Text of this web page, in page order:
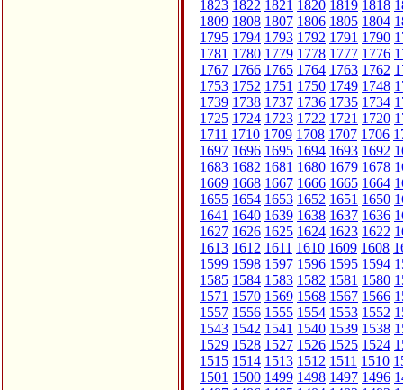
1823 1822 1821 1820 1819 1818
1809 1808 1807 1806 1805 1804
1795 1794 1793 1792 1791 1790
1781 1780 1779 1778 1777 1776
1767 1766 1765 1764 1763 1762
1753 1752 1751 1750 1749 1748
1739 1738 1737 1736 1735 1734
1725 1724 1723 1722 1721 1720
1711 1710 1709 1708 1707 1706
1697 1696 1695 1694 1693 1692
1683 1682 1681 1680 1679 1678
1669 1668 1667 1666 1665 1664
1655 1654 1653 1652 1651 1650
1641 1640 1639 1638 1637 1636
1627 1626 1625 1624 1623 1622
1613 1612 1611 1610 1609 1608
1599 1598 1597 1596 1595 1594
1585 1584 1583 1582 1581 1580
1571 1570 1569 1568 1567 1566
1557 1556 1555 1554 1553 1552
1543 1542 1541 1540 1539 1538
1529 1528 1527 1526 1525 1524
1515 1514 1513 1512 1511 1510
1501 1500 1499 1498 1497 1496